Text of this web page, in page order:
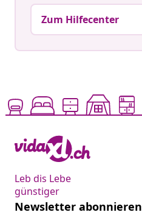
Zum Hilfecenter
Leb dis Lebe
günstiger
Newsletter abonnieren